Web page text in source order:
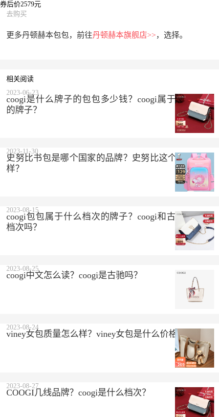
券后价2579元
去购买
更多丹顿赫本包包，前往丹顿赫本旗舰店>>，选择。
相关阅读
coogi是什么牌子的包包多少钱？coogi属于什么档次
的牌子？
2023-06-23
史努比书包是哪个国家的品牌？史努比这个品牌怎么
样？
2023-11-30
coogi包包属于什么档次的牌子？coogi和古驰是一个
档次吗？
2023-08-15
coogi中文怎么读？coogi是古驰吗？
2023-08-25
viney女包质量怎么样？viney女包是什么价格？
2023-08-24
COOGI几线品牌？coogi是什么档次？
2023-08-27